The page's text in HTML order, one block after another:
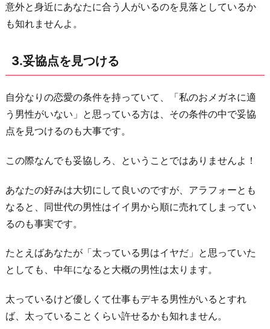
ッ
シ
ン
を
す
る
お
り
意外と身近にあなたに合う人がいるのを見落としているか
も知れませんよ。
3.妥協点を見つける
自分なりの恋愛の条件を持っていて、「私のおメガネに適
う男性がいない」と思っている方は、その条件の中で妥協
点を見つけるのも大事です。
この際なんでも妥協しろ、ということではありませんよ！
あなたの好みは大切にして良いのですが、アラフォーとも
なると、同世代の男性はイイ男から順に売れてしまってい
るのも事実です。
たとえばあなたが「太っている男はイヤだ」と思っていた
としても、中年になると大概の男性は太ります。
太っているけど優しくて仕事もデキる男性がいるとすれ
ば、太っていることくらい許せるかも知れません。